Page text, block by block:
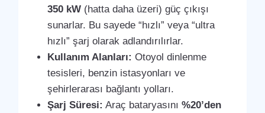
350 kW (hatta daha üzeri) güç çıkışı
sunarlar. Bu sayede “hızlı” veya “ultra
hızlı” şarj olarak adlandırılırlar.
Kullanım Alanları: Otoyol dinlenme
tesisleri, benzin istasyonları ve
şehirlerarası bağlantı yolları.
Şarj Süresi: Araç bataryasını%20’den